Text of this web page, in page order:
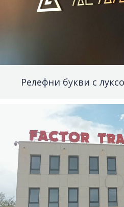
Релефни букви с